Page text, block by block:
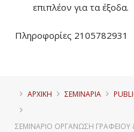
επιπλέον για τα έξοδα.
Πληροφορίες 2105782931
ΑΡΧΙΚΗ ΣΕΜΙΝΑΡΙΑ
ΣΕΜΙΝΆΡΙΟ ΟΡΓΆΝΩΣΗ